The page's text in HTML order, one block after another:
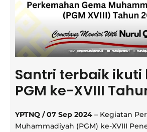
Santri terbaik
PGM ke-XVIII
YPTNQ / 07 Sep 2024 – Kegiatan
Muhammadiyah (PGM) ke-XVIII